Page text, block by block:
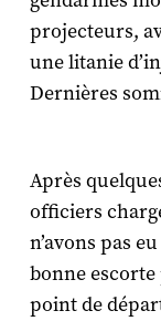
projecteurs,
une litanie
Dernières
Après
officiers
n’avons pas
bonne
point de